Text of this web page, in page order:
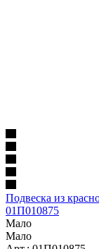
Подвеска из
01П010875
Мало
Мало